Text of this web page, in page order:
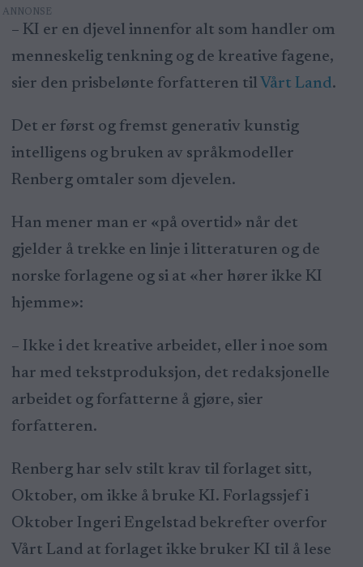
– KI er en djevel innenfor alt som handler om
menneskelig tenkning og de kreative fagene,
sier den prisbelønte forfatteren til Vårt Land.
Det er først og fremst generativ kunstig
intelligens og bruken av språkmodeller
Renberg omtaler som djevelen.
Han mener man er «på overtid» når det
gjelder å trekke en linje i litteraturen og de
norske forlagene og si at «her hører ikke KI
hjemme»:
– Ikke i det kreative arbeidet, eller i noe som
har med tekstproduksjon, det redaksjonelle
arbeidet og forfatterne å gjøre, sier
forfatteren.
Renberg har selv stilt krav til forlaget sitt,
Oktober, om ikke å bruke KI. Forlagssjef i
Oktober Ingeri Engelstad bekrefter overfor
Vårt Land at forlaget ikke bruker KI til å lese